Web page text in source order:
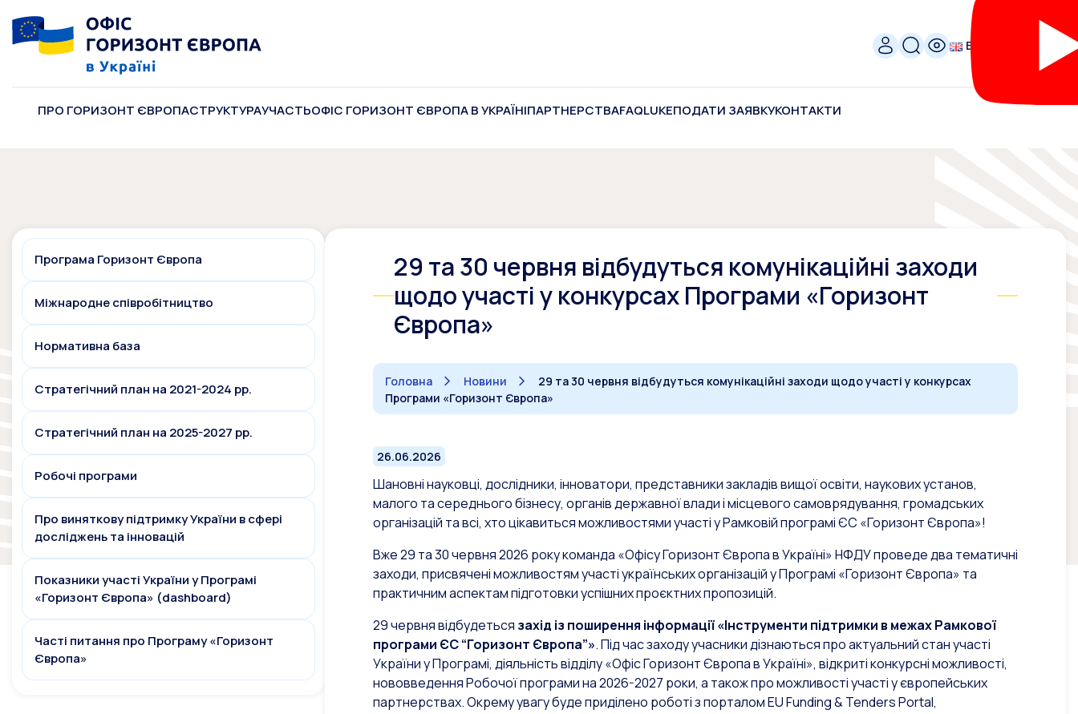
ENG
ПРО ГОРИЗОНТ ЄВРОПАСТРУКТУРАУЧАСТЬОФІС ГОРИЗОНТ ЄВРОПА В УКРАЇНІПАРТНЕРСТВАFAQLUKEПОДАТИ ЗАЯВКУКОНТАКТИ
Програма Горизонт Європа
Міжнародне співробітництво
Нормативна база
Стратегічний план на 2021-2024 рр.
Стратегічний план на 2025-2027 рр.
Робочі програми
Про виняткову підтримку України в сфері
досліджень та інновацій
Показники участі України у Програмі
«Горизонт Європа» (dashboard)
Часті питання про Програму «Горизонт
Європа»
29 та 30 червня відбудуться комунікаційні заходи
щодо участі у конкурсах Програми «Горизонт
Європа»
Головна Новини
29 та 30 червня відбудуться комунікаційні заходи щодо участі у конкурсах
Програми «Горизонт Європа»
26.06.2026
Шановні науковці, дослідники, інноватори, представники закладів вищої освіти, наукових установ,
малого та середнього бізнесу, органів державної влади і місцевого самоврядування, громадських
організацій та всі, хто цікавиться можливостями участі у Рамковій програмі ЄС «Горизонт Європа»!
Вже 29 та 30 червня 2026 року команда «Офісу Горизонт Європа в Україні» НФДУ проведе два тематичні
заходи, присвячені можливостям участі українських організацій у Програмі «Горизонт Європа» та
практичним аспектам підготовки успішних проєктних пропозицій.
29 червня відбудеться захід із поширення інформації «Інструменти підтримки в межах Рамкової
програми ЄС “Горизонт Європа”». Під час заходу учасники дізнаються про актуальний стан участі
України у Програмі, діяльність відділу «Офіс Горизонт Європа в Україні», відкриті конкурсні можливості,
нововведення Робочої програми на 2026-2027 роки, а також про можливості участі у європейських
партнерствах. Окрему увагу буде приділено роботі з порталом EU Funding & Tenders Portal,